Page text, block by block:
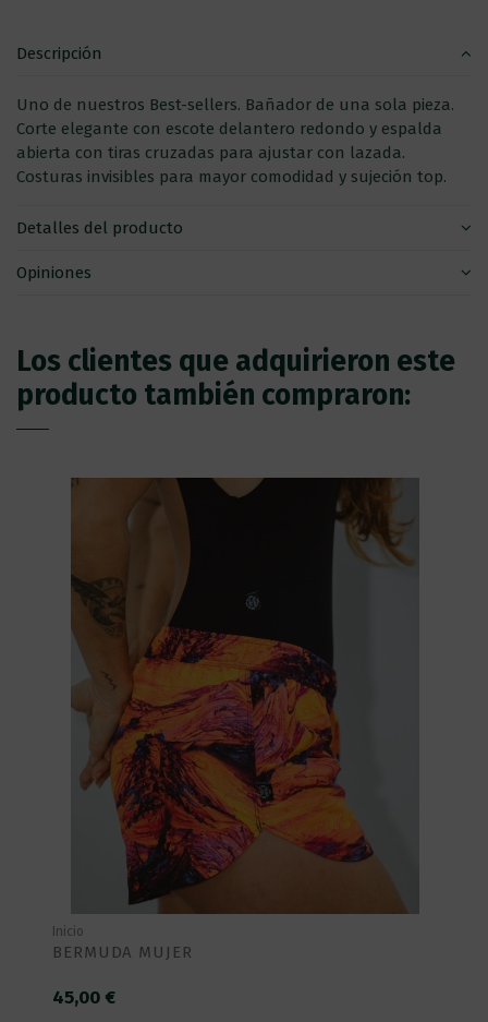
Descripción
Uno de nuestros Best-sellers. Bañador de una sola pieza.
Corte elegante con escote delantero redondo y espalda
abierta con tiras cruzadas para ajustar con lazada.
Costuras invisibles para mayor comodidad y sujeción top.
Detalles del producto
Opiniones
Los clientes que adquirieron este
producto también compraron:
Inicio
BERMUDA MUJER
45,00 €